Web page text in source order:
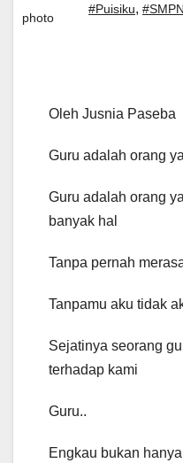
#Puisiku,
Oleh Jusnia Paseba
Guru adalah orang
Guru adalah orang
banyak hal
Tanpa pernah
Tanpamu aku tidak
Sejatinya seorang
terhadap kami
Guru..
Engkau bukan